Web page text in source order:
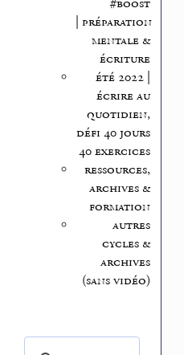
#boost
| préparation
mentale &
écriture
été 2022 |
écrire au
quotidien,
défi 40 jours
40 exercices
ressources,
archives &
formation
autres
cycles &
archives
(sans vidéo)